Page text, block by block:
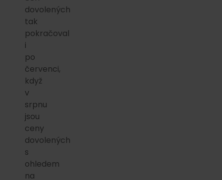
dovolených
tak
pokračoval
i
po
červenci,
když
v
srpnu
jsou
ceny
dovolených
s
ohledem
na